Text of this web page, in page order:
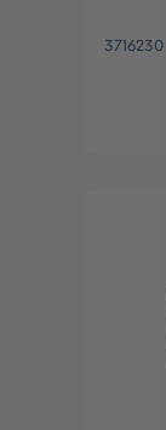
3716230